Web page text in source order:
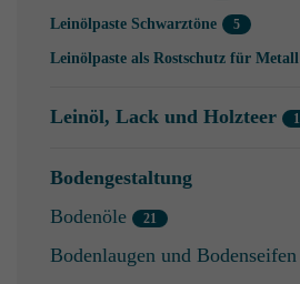
Leinölpaste Schwarztöne
Leinölpaste als Rostschutz für Metall
Leinöl, Lack und Holzteer
Bodengestaltung
Bodenöle
Bodenlaugen und Bodenseifen